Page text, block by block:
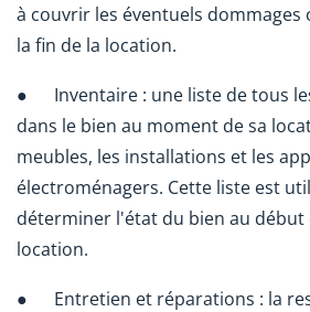
à couvrir les éventuels dommages
la fin de la location.
● Inventaire : une liste de tous
dans le bien au moment de sa
meubles, les installations et les
électroménagers. Cette liste est
déterminer l'état du bien au début
location.
● Entretien et réparations : la